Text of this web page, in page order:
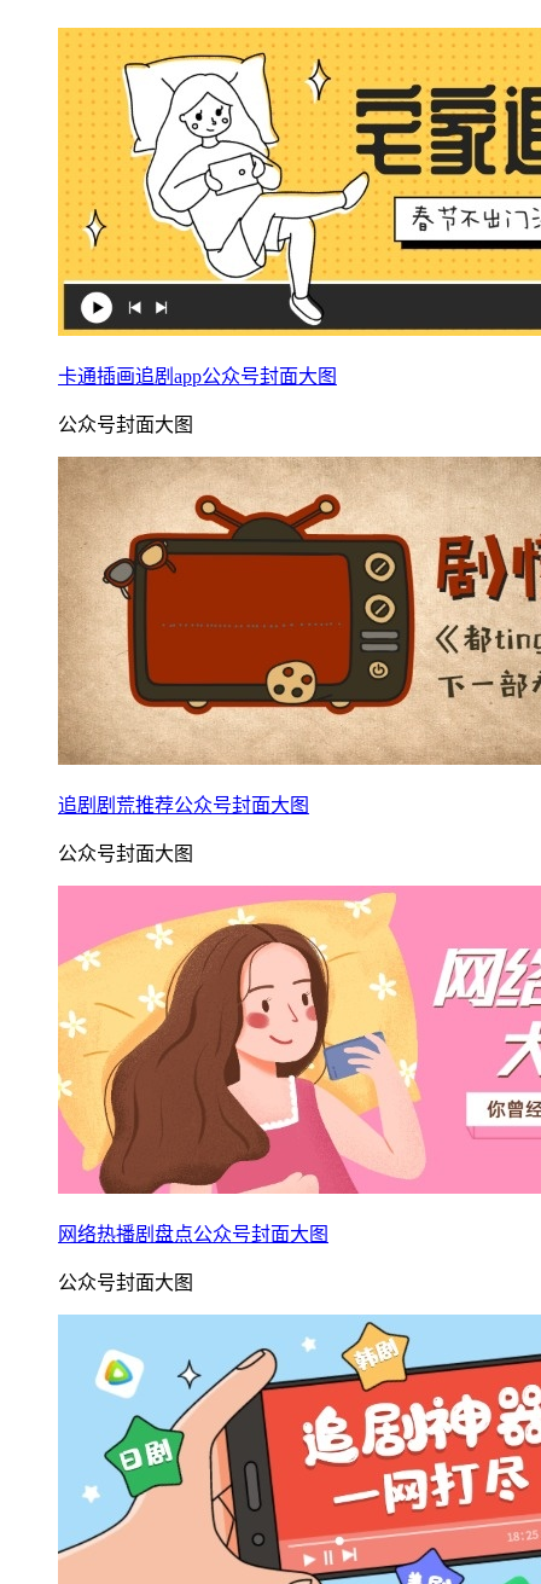
卡通插画追剧app公众号封面大图
公众号封面大图
追剧剧荒推荐公众号封面大图
公众号封面大图
网络热播剧盘点公众号封面大图
公众号封面大图